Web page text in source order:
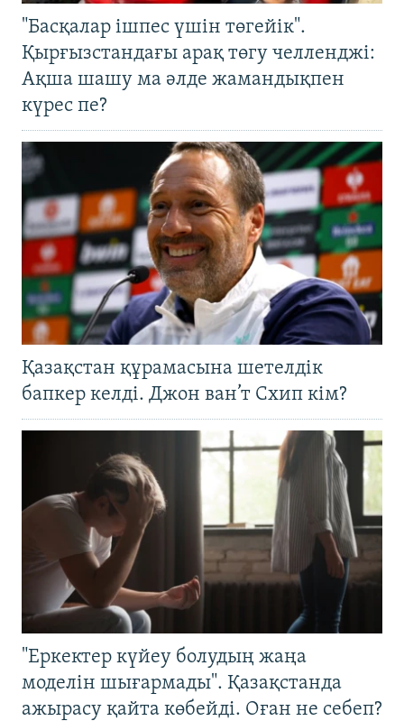
"Басқалар ішпес үшін төгейік".
Қырғызстандағы арақ төгу челленджі:
Ақша шашу ма әлде жамандықпен
күрес пе?
Қазақстан құрамасына шетелдік
бапкер келді. Джон ван’т Схип кім?
"Еркектер күйеу болудың жаңа
моделін шығармады". Қазақстанда
ажырасу қайта көбейді. Оған не себеп?